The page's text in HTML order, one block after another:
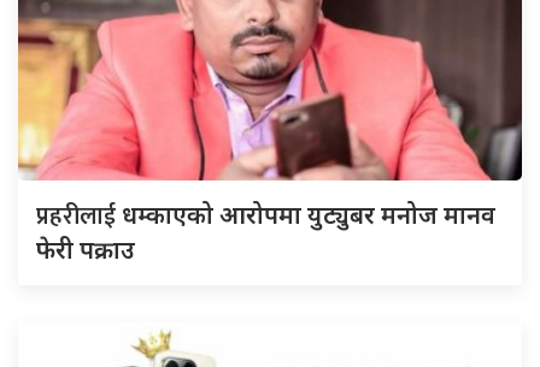
प्रहरीलाई धम्काएको आरोपमा युट्युबर मनोज मानव
फेरी पक्राउ